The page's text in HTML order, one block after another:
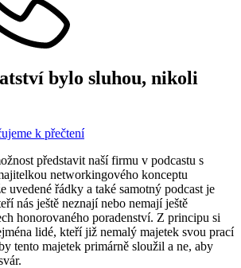
bylo sluhou, nikoli
k přečtení
představit naší firmu v podcastu s
networkingového konceptu
uvedené řádky a také samotný podcast je
nás ještě neznají nebo nemají ještě
honorovaného poradenství. Z principu si
lidé, kteří již nemalý majetek svou prací
tento majetek primárně sloužil a ne, aby